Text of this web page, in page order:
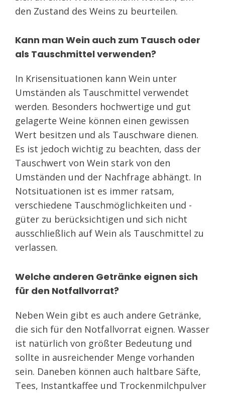
den Zustand des Weins zu beurteilen.
Kann man Wein auch zum Tausch oder
als Tauschmittel verwenden?
In Krisensituationen kann Wein unter
Umständen als Tauschmittel verwendet
werden. Besonders hochwertige und gut
gelagerte Weine können einen gewissen
Wert besitzen und als Tauschware dienen.
Es ist jedoch wichtig zu beachten, dass der
Tauschwert von Wein stark von den
Umständen und der Nachfrage abhängt. In
Notsituationen ist es immer ratsam,
verschiedene Tauschmöglichkeiten und -
güter zu berücksichtigen und sich nicht
ausschließlich auf Wein als Tauschmittel zu
verlassen.
Welche anderen Getränke eignen sich
für den Notfallvorrat?
Neben Wein gibt es auch andere Getränke,
die sich für den Notfallvorrat eignen. Wasser
ist natürlich von größter Bedeutung und
sollte in ausreichender Menge vorhanden
sein. Daneben können auch haltbare Säfte,
Tees, Instantkaffee und Trockenmilchpulver